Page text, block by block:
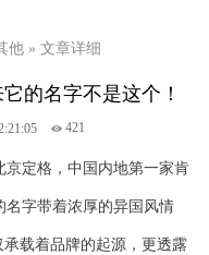
他 » 文章详细
的名字不是这个！
421
京定格，中国内地第一家肯
名字带着浓厚的异国风情
载着品牌的起源，更透露